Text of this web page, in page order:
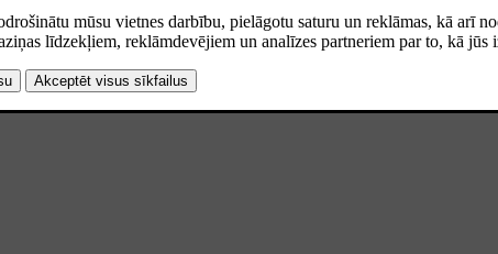
Volvo ID, skatietProblēmas saistībā ar Volvo ID, lai iegūtu
IDno nepilnvarotiem lietotājiem,